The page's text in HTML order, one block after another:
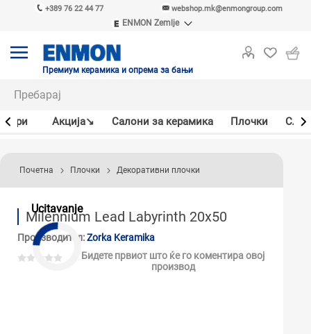
+389 76 22 44 77 webshop.mk@enmongroup.com
ENMON Zemlje
ENMON MKD
Премиум керамика и опрема за бањи
Акцијa↘ Салони за керамика Плочки
Ucitavanje
Почетна Плочки Декоративни плочки
Milennium Lead Labyrinth 20x50
Производител:Zorka Keramika
Бидете првиот што ќе го коментира овој
производ